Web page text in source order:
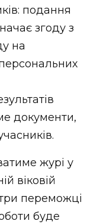
подання
згоду з
на
документи,
журі у
віковій
переможці
буде